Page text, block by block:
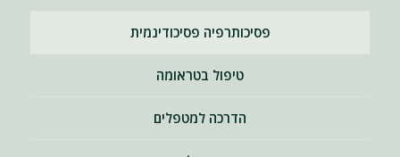
פסיכותרפיה פסיכודינמית
טיפול בטראומה
הדרכה למטפלים